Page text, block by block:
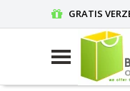
GRATIS